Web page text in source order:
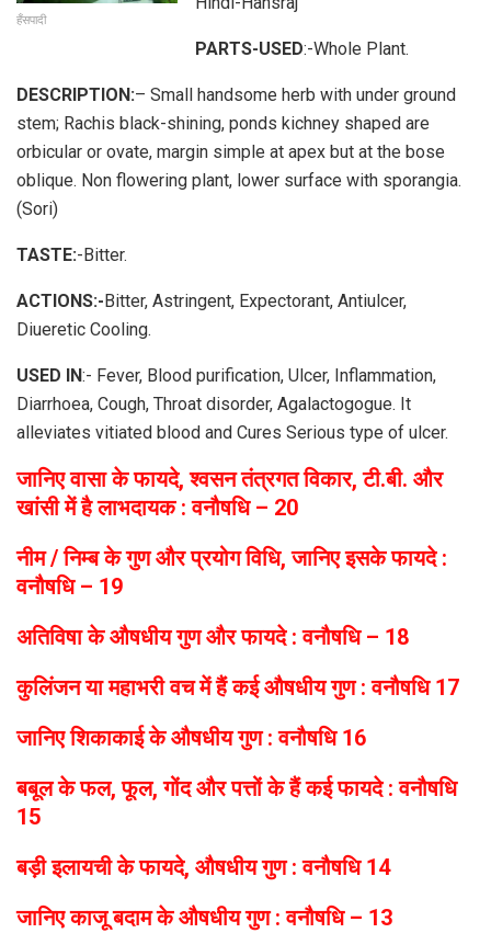
हँसपादी
PARTS-USED:-Whole Plant.
DESCRIPTION:– Small handsome herb with under ground
stem; Rachis black-shining, ponds kichney shaped are
orbicular or ovate, margin simple at apex but at the bose
oblique. Non flowering plant, lower surface with sporangia.
(Sori)
TASTE:-Bitter.
ACTIONS:- Bitter, Astringent, Expectorant, Antiulcer,
Diueretic Cooling.
USED IN:- Fever, Blood purification, Ulcer, Inflammation,
Diarrhoea, Cough, Throat disorder, Agalactogogue. It
alleviates vitiated blood and Cures Serious type of ulcer.
जानिए वासा के फायदे, श्वसन तंत्रगत विकार, टी.बी. और
खांसी में है लाभदायक : वनौषधि – 20
नीम / निम्ब के गुण और प्रयोग विधि, जानिए इसके फायदे :
वनौषधि – 19
अतिविषा के औषधीय गुण और फायदे : वनौषधि – 18
कुलिंजन या महाभरी वच में हैं कई औषधीय गुण : वनौषधि 17
जानिए शिकाकाई के औषधीय गुण : वनौषधि 16
बबूल के फल, फूल, गोंद और पत्तों के हैं कई फायदे : वनौषधि
15
बड़ी इलायची के फायदे, औषधीय गुण : वनौषधि 14
जानिए काजू बदाम के औषधीय गुण : वनौषधि – 13